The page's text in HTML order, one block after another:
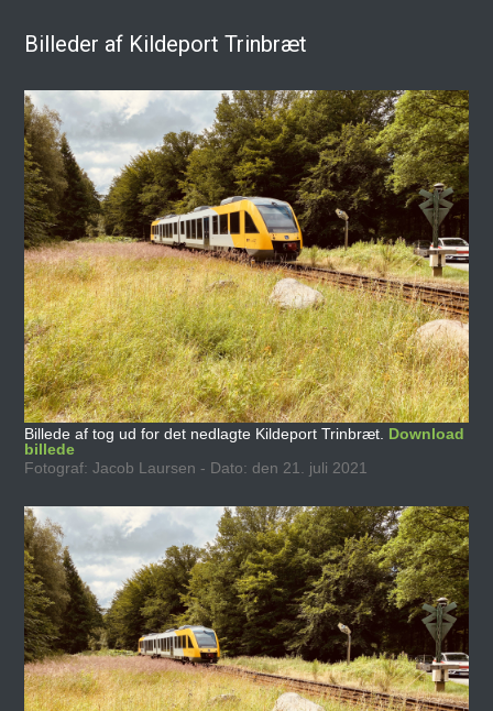
Billeder af Kildeport Trinbræt
Billede af tog ud for det nedlagte Kildeport Trinbræt. Download
billede
Fotograf: Jacob Laursen - Dato: den 21. juli 2021